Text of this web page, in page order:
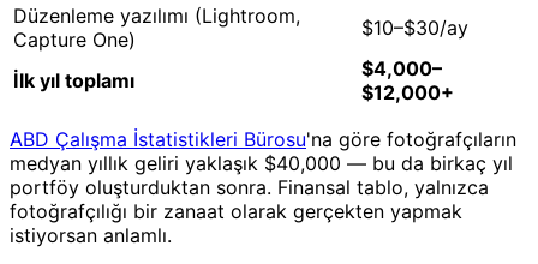
Düzenleme yazılımı (Lightroom,
Capture One)
$10–$30/ay
İlk yıl toplamı
$4,000–
$12,000+
ABD Çalışma İstatistikleri Bürosu'na göre fotoğrafçıların
medyan yıllık geliri yaklaşık $40,000 — bu da birkaç yıl
portföy oluşturduktan sonra. Finansal tablo, yalnızca
fotoğrafçılığı bir zanaat olarak gerçekten yapmak
istiyorsan anlamlı.